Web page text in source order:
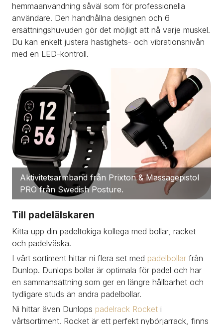
hemmaanvändning såväl som för professionella
användare. Den handhållna designen och 6
ersättningshuvuden gör det möjligt att nå varje muskel.
Du kan enkelt justera hastighets- och vibrationsnivån
med en LED-kontroll.
Aktivitetsarmband från Prixton & Massagepistol
PRO från Swedish Posture.
Till padelälskaren
Kitta upp din padeltokiga kollega med bollar, racket
och padelväska.
I vårt sortiment hittar ni flera set med padelbollar från
Dunlop. Dunlops bollar är optimala för padel och har
en sammansättning som ger en längre hållbarhet och
tydligare studs än andra padelbollar.
Ni hittar även Dunlops padelrack Rocket i
vårtsortiment. Rocket är ett perfekt nybörjarrack, finns